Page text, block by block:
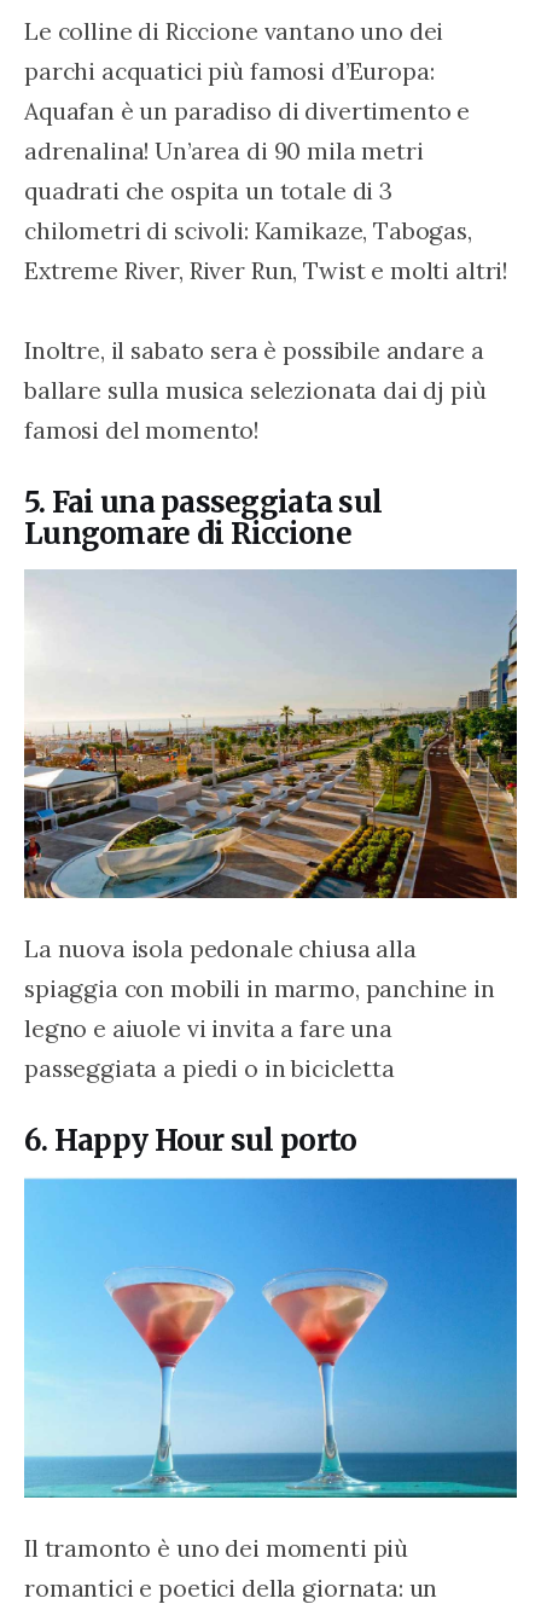
Le colline di Riccione vantano uno dei
parchi acquatici più famosi d’Europa:
Aquafan è un paradiso di divertimento e
adrenalina! Un’area di 90 mila metri
quadrati che ospita un totale di 3
chilometri di scivoli: Kamikaze, Tabogas,
Extreme River, River Run, Twist e molti altri!
Inoltre, il sabato sera è possibile andare a
ballare sulla musica selezionata dai dj più
famosi del momento!
5. Fai una passeggiata sul
Lungomare di Riccione
La nuova isola pedonale chiusa alla
spiaggia con mobili in marmo, panchine in
legno e aiuole vi invita a fare una
passeggiata a piedi o in bicicletta
6. Happy Hour sul porto
Il tramonto è uno dei momenti più
romantici e poetici della giornata: un